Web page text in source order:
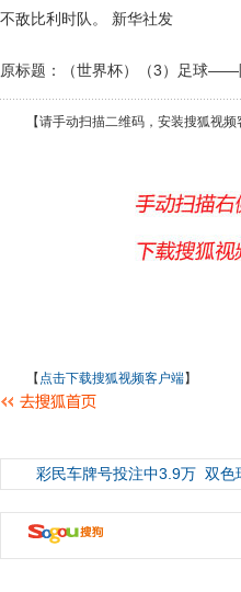
不敌比利时队。 新华社发
原标题：（世界杯）（3）足球——
【请手动扫描二维码，安装搜狐视频
【 点击下载搜狐视频客户端】
彩民车牌号投注中3.9万 双色